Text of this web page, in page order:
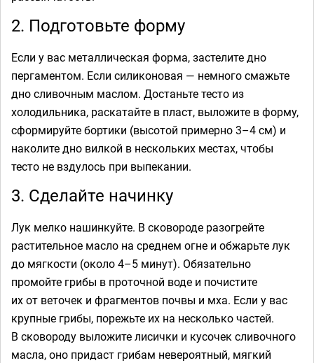
2. Подготовьте форму
Если у вас металлическая форма, застелите дно
пергаментом. Если силиконовая — немного смажьте
дно сливочным маслом. Достаньте тесто из
холодильника, раскатайте в пласт, выложите в форму,
сформируйте бортики (высотой примерно 3–4 см) и
наколите дно вилкой в нескольких местах, чтобы
тесто не вздулось при выпекании.
3. Сделайте начинку
Лук мелко нашинкуйте. В сковороде разогрейте
растительное масло на среднем огне и обжарьте лук
до мягкости (около 4–5 минут). Обязательно
промойте грибы в проточной воде и почистите
их от веточек и фрагментов почвы и мха. Если у вас
крупные грибы, порежьте их на несколько частей.
В сковороду выложите лисички и кусочек сливочного
масла, оно придаст грибам невероятный, мягкий